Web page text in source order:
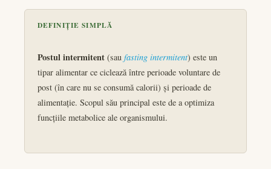
DEFINIȚIE SIMPLĂ
Postul intermitent(sau fasting intermitent) este un
tipar alimentar ce ciclează între perioade voluntare de
post (în care nu se consumă calorii) și perioade de
alimentație. Scopul său principal este de a optimiza
funcțiile metabolice ale organismului.